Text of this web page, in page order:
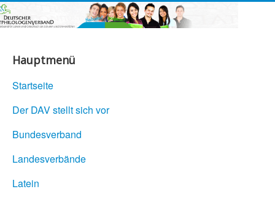
Hauptmenü
Startseite
Der DAV stellt sich vor
Bundesverband
Landesverbände
Latein